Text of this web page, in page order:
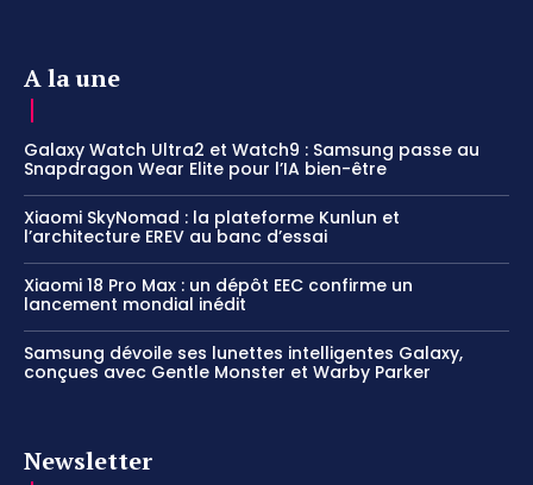
A la une
Galaxy Watch Ultra2 et Watch9 : Samsung passe au
Snapdragon Wear Elite pour l’IA bien-être
Xiaomi SkyNomad : la plateforme Kunlun et
l’architecture EREV au banc d’essai
Xiaomi 18 Pro Max : un dépôt EEC confirme un
lancement mondial inédit
Samsung dévoile ses lunettes intelligentes Galaxy,
conçues avec Gentle Monster et Warby Parker
Newsletter